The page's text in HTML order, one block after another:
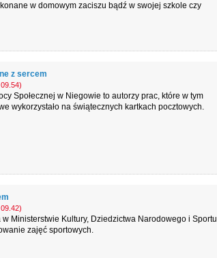
w domowym zaciszu bądź w swojej szkole czy
z sercem
Społecznej w Niegowie to autorzy prac, które w tym
wykorzystało na świątecznych kartkach pocztowych.
w Ministerstwie Kultury, Dziedzictwa Narodowego i Sportu
zajęć sportowych.